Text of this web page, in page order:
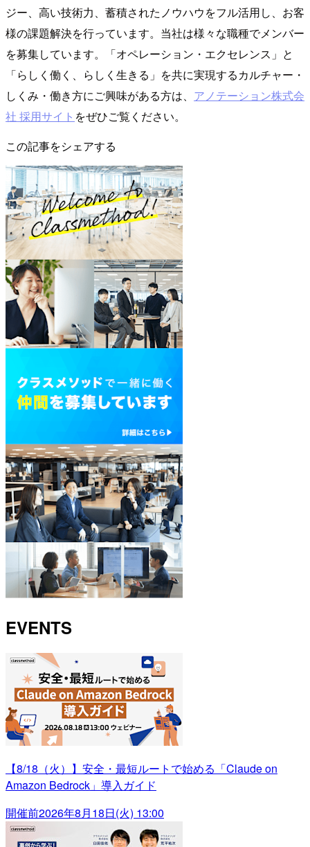
ジー、高い技術力、蓄積されたノウハウをフル活用し、お客
様の課題解決を行っています。当社は様々な職種でメンバー
を募集しています。「オペレーション・エクセレンス」と
「らしく働く、らしく生きる」を共に実現するカルチャー・
しくみ・働き方にご興味がある方は、 アノテーション株式会
社 採用サイト をぜひご覧ください。
この記事をシェアする
EVENTS
【8/18（火）】安全・最短ルートで始める「Claude on
Amazon Bedrock」導入ガイド
開催前2026年8月18日(火) 13:00